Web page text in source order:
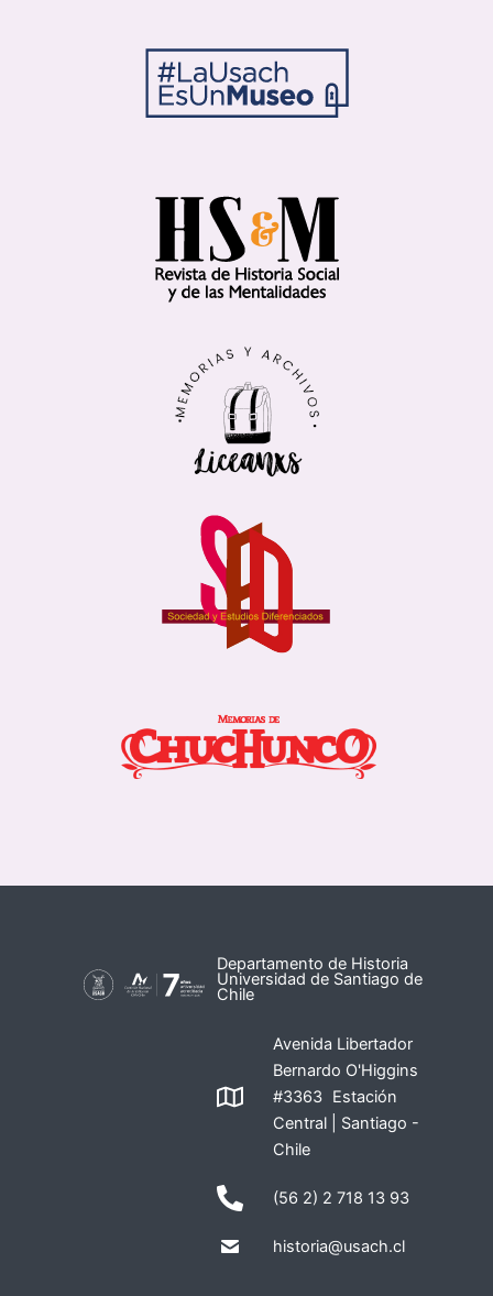
Departamento de Historia
Universidad de Santiago de
Chile
Avenida Libertador
Bernardo O'Higgins
#3363 Estación
Central | Santiago -
Chile
(56 2) 2 718 13 93
historia@usach.cl